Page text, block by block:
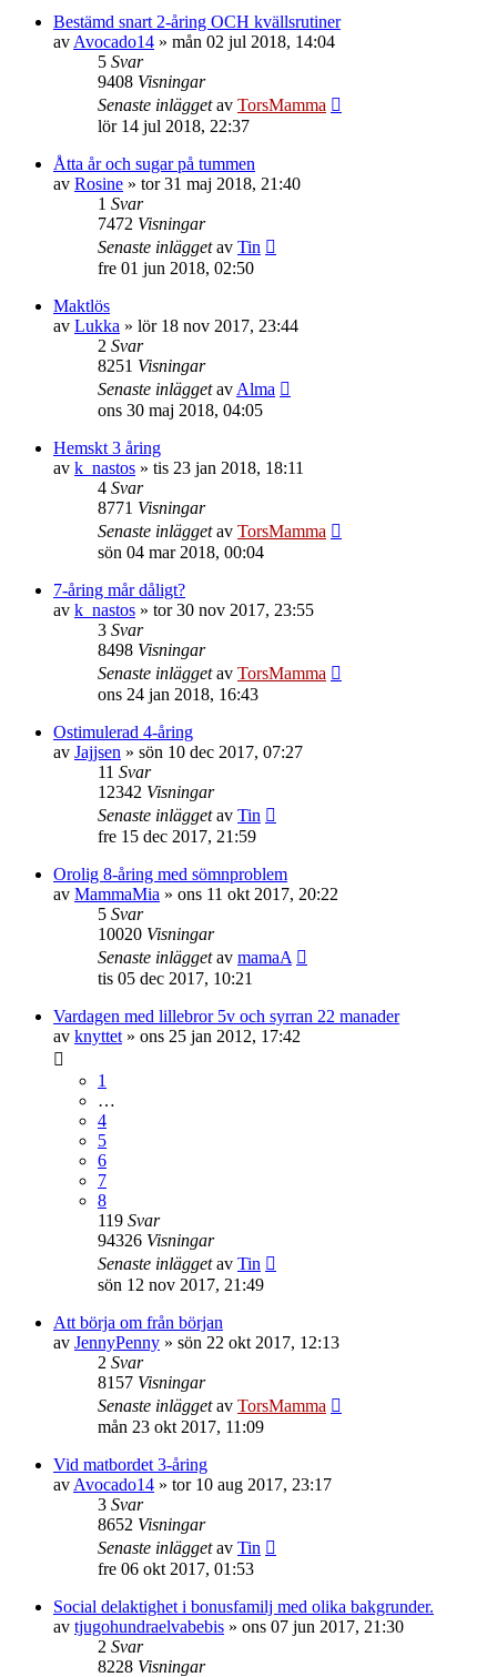
Bestämd snart 2-åring OCH kvällsrutiner
av Avocado14 » mån 02 jul 2018, 14:04
5 Svar
9408 Visningar
Senaste inläggetav TorsMamma
lör 14 jul 2018, 22:37
Åtta år och sugar på tummen
av Rosine » tor 31 maj 2018, 21:40
1 Svar
7472 Visningar
Senaste inläggetav Tin
fre 01 jun 2018, 02:50
Maktlös
av Lukka » lör 18 nov 2017, 23:44
2 Svar
8251 Visningar
Senaste inläggetav Alma
ons 30 maj 2018, 04:05
Hemskt 3 åring
av k_nastos » tis 23 jan 2018, 18:11
4 Svar
8771 Visningar
Senaste inläggetav TorsMamma
sön 04 mar 2018, 00:04
7-åring mår dåligt?
av k_nastos » tor 30 nov 2017, 23:55
3 Svar
8498 Visningar
Senaste inläggetav TorsMamma
ons 24 jan 2018, 16:43
Ostimulerad 4-åring
av Jajjsen » sön 10 dec 2017, 07:27
11 Svar
12342 Visningar
Senaste inläggetav Tin
fre 15 dec 2017, 21:59
Orolig 8-åring med sömnproblem
av MammaMia » ons 11 okt 2017, 20:22
5 Svar
10020 Visningar
Senaste inläggetav mamaA
tis 05 dec 2017, 10:21
Vardagen med lillebror 5v och syrran 22 manader
av knyttet » ons 25 jan 2012, 17:42
1
…
4
5
6
7
8
119 Svar
94326 Visningar
Senaste inläggetav Tin
sön 12 nov 2017, 21:49
Att börja om från början
av JennyPenny » sön 22 okt 2017, 12:13
2 Svar
8157 Visningar
Senaste inläggetav TorsMamma
mån 23 okt 2017, 11:09
Vid matbordet 3-åring
av Avocado14 » tor 10 aug 2017, 23:17
3 Svar
8652 Visningar
Senaste inläggetav Tin
fre 06 okt 2017, 01:53
Social delaktighet i bonusfamilj med olika bakgrunder.
av tjugohundraelvabebis » ons 07 jun 2017, 21:30
2 Svar
8228 Visningar